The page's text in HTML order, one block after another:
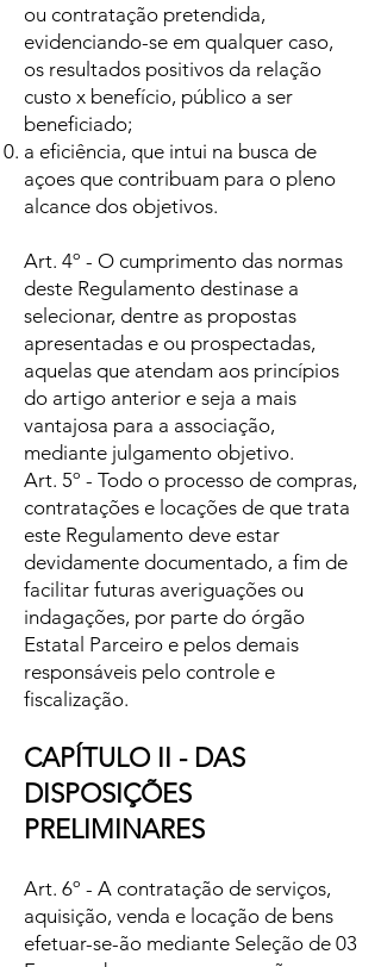
ou contratação pretendida,
evidenciando-se em qualquer caso,
os resultados positivos da relação
custo x benefício, público a ser
beneficiado;
a eficiência, que intui na busca de
açoes que contribuam para o pleno
alcance dos objetivos.
Art. 4º - O cumprimento das normas
deste Regulamento destinase a
selecionar, dentre as propostas
apresentadas e ou prospectadas,
aquelas que atendam aos princípios
do artigo anterior e seja a mais
vantajosa para a associação,
mediante julgamento objetivo.
Art. 5º - Todo o processo de compras,
contratações e locações de que trata
este Regulamento deve estar
devidamente documentado, a fim de
facilitar futuras averiguações ou
indagações, por parte do órgão
Estatal Parceiro e pelos demais
responsáveis pelo controle e
fiscalização.
CAPÍTULO II - DAS
DISPOSIÇÕES
PRELIMINARES
Art. 6º - A contratação de serviços,
aquisição, venda e locação de bens
efetuar-se-ão mediante Seleção de 03